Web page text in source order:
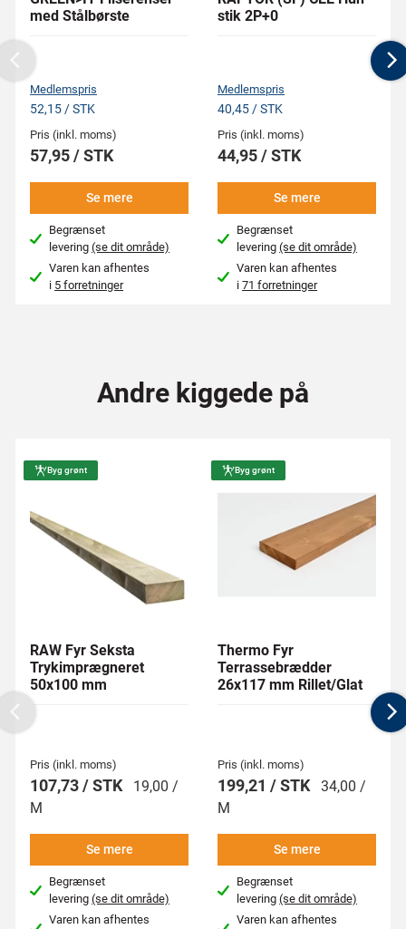
med Stålbørste
Medlemspris
52,15 / STK
Pris (inkl. moms)
57,95 / STK
Se mere
Begrænset
levering(se dit område)
Varen kan afhentes
i 5 forretninger
stik 2P+0
Medlemspris
40,45 / STK
Pris (inkl. moms)
44,95 / STK
Se mere
Begrænset
levering(se dit område)
Varen kan afhentes
i71 forretninger
Previous
Andre kiggede på
Byg grønt
RAW Fyr Seksta
Trykimprægneret
50x100 mm
Pris (inkl. moms)
107,73 / STK
19,00 /
M
Se mere
Begrænset
levering(se dit område)
Varen kan afhentes
Byg grønt
Thermo Fyr
Terrassebrædder
26x117 mm Rillet/Glat
Pris (inkl. moms)
199,21 / STK 34,00 /
M
Se mere
Begrænset
levering(se dit område)
Varen kan afhentes
Previous